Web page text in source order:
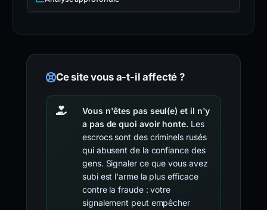
Ce site vous a-t-il affecté ?
Vous n'êtes pas seul(e) et il n'y
a pas de quoi avoir honte.Les
escrocs sont des criminels rusés
qui abusent de la confiance des
gens. Signaler ce que vous avez
subi est l'arme la plus efficace
contre la fraude : votre
signalement peut empêcher